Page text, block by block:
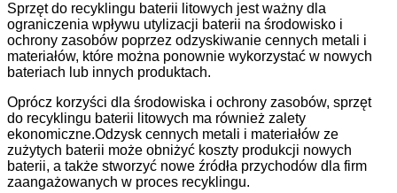
Sprzęt do recyklingu baterii litowych jest ważny dla
ograniczenia wpływu utylizacji baterii na środowisko i
ochrony zasobów poprzez odzyskiwanie cennych metali i
materiałów, które można ponownie wykorzystać w nowych
bateriach lub innych produktach.
Oprócz korzyści dla środowiska i ochrony zasobów, sprzęt
do recyklingu baterii litowych ma również zalety
ekonomiczne.Odzysk cennych metali i materiałów ze
zużytych baterii może obniżyć koszty produkcji nowych
baterii, a także stworzyć nowe źródła przychodów dla firm
zaangażowanych w proces recyklingu.